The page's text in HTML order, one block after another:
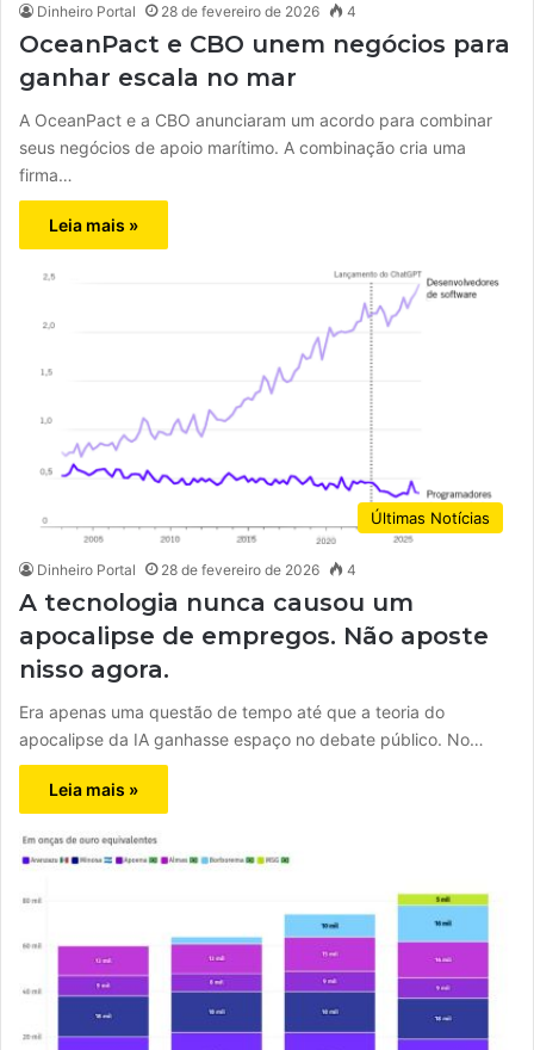
Dinheiro Portal 28 de fevereiro de 2026 4
OceanPact e CBO unem negócios para
ganhar escala no mar
A OceanPact e a CBO anunciaram um acordo para combinar
seus negócios de apoio marítimo. A combinação cria uma
firma…
Leia mais »
Últimas Notícias
Dinheiro Portal 28 de fevereiro de 2026 4
A tecnologia nunca causou um
apocalipse de empregos. Não aposte
nisso agora.
Era apenas uma questão de tempo até que a teoria do
apocalipse da IA ganhasse espaço no debate público. No…
Leia mais »